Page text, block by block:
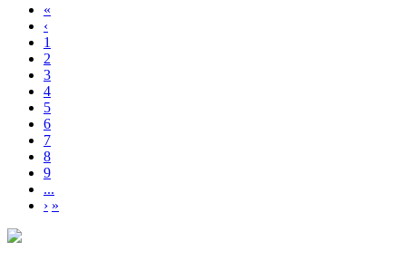
«
‹
1
2
3
4
5
6
7
8
9
...
› »